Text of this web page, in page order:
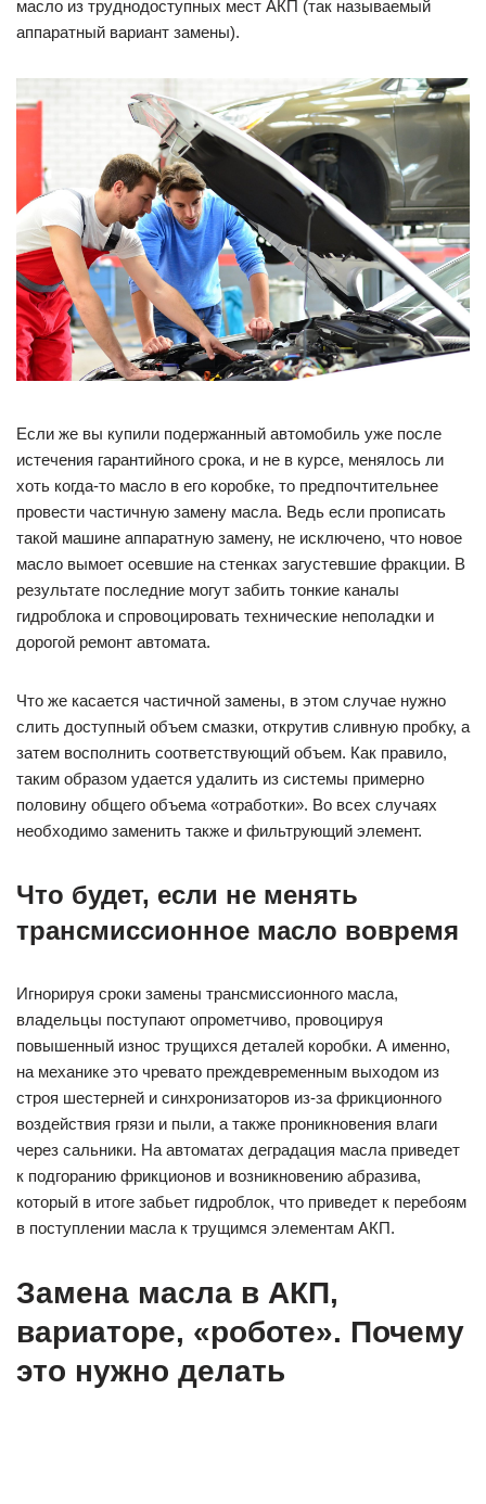
масло из труднодоступных мест АКП (так называемый
аппаратный вариант замены).
Если же вы купили подержанный автомобиль уже после
истечения гарантийного срока, и не в курсе, менялось ли
хоть когда-то масло в его коробке, то предпочтительнее
провести частичную замену масла. Ведь если прописать
такой машине аппаратную замену, не исключено, что новое
масло вымоет осевшие на стенках загустевшие фракции. В
результате последние могут забить тонкие каналы
гидроблока и спровоцировать технические неполадки и
дорогой ремонт автомата.
Что же касается частичной замены, в этом случае нужно
слить доступный объем смазки, открутив сливную пробку, а
затем восполнить соответствующий объем. Как правило,
таким образом удается удалить из системы примерно
половину общего объема «отработки». Во всех случаях
необходимо заменить также и фильтрующий элемент.
Что будет, если не менять
трансмиссионное масло вовремя
Игнорируя сроки замены трансмиссионного масла,
владельцы поступают опрометчиво, провоцируя
повышенный износ трущихся деталей коробки. А именно,
на механике это чревато преждевременным выходом из
строя шестерней и синхронизаторов из-за фрикционного
воздействия грязи и пыли, а также проникновения влаги
через сальники. На автоматах деградация масла приведет
к подгоранию фрикционов и возникновению абразива,
который в итоге забьет гидроблок, что приведет к перебоям
в поступлении масла к трущимся элементам АКП.
Замена масла в АКП,
вариаторе, «роботе». Почему
это нужно делать